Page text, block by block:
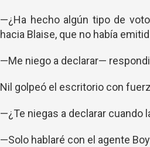
—¿Ha hecho algún tipo de
hacia Blaise, que no había
—Me niego a declarar—
Nil golpeó el escritorio con
—¿Te niegas a declarar cuando
—Solo hablaré con el agente